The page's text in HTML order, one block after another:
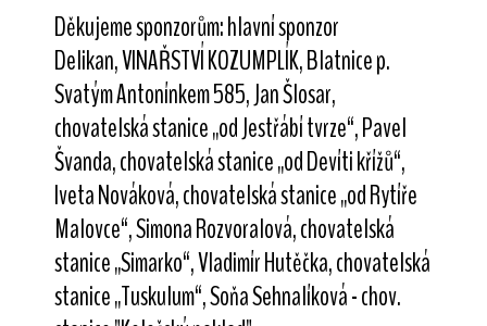
Děkujeme sponzorům: hlavní sponzor
Delikan, VINAŘSTVÍ KOZUMPLÍK, Blatnice p.
Svatým Antonínkem 585, Jan Šlosar,
chovatelská stanice „od Jestřábí tvrze“, Pavel
Švanda, chovatelská stanice „od Devíti křížů“,
Iveta Nováková, chovatelská stanice „od Rytíře
Malovce“, Simona Rozvoralová, chovatelská
stanice „Simarko“, Vladimír Hutěčka, chovatelská
stanice „Tuskulum“, Soňa Sehnalíková - chov.